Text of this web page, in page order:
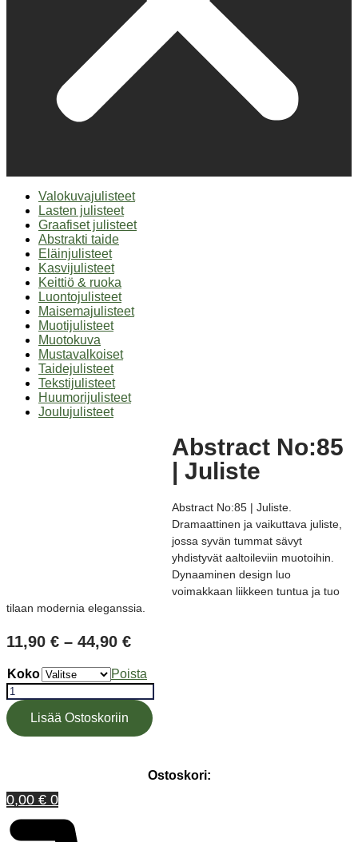
Valokuvajulisteet
Lasten julisteet
Graafiset julisteet
Abstrakti taide
Eläinjulisteet
Kasvijulisteet
Keittiö & ruoka
Luontojulisteet
Maisemajulisteet
Muotijulisteet
Muotokuva
Mustavalkoiset
Taidejulisteet
Tekstijulisteet
Huumorijulisteet
Joulujulisteet
Abstract No:85
| Juliste
Abstract No:85 | Juliste.
Dramaattinen ja vaikuttava juliste,
jossa syvän tummat sävyt
yhdistyvät aaltoileviin muotoihin.
Dynaaminen design luo
voimakkaan liikkeen tuntua ja tuo
tilaan modernia eleganssia.
11,90 € – 44,90 €Hintaluokka:
-
Koko
Poista
Abstract
No:85
|
Juliste
Lisää Ostoskoriin
Ostoskori:
0,00 € 0